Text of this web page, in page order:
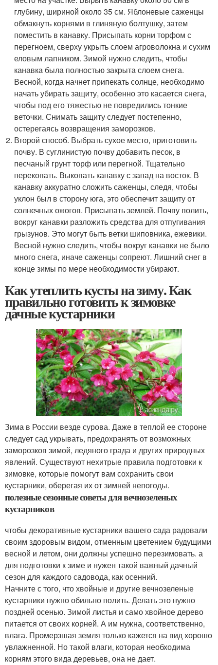
глубину, шириной около 35 см. Яблоневые саженцы
обмакнуть корнями в глиняную болтушку, затем
поместить в канавку. Присыпать корни торфом с
перегноем, сверху укрыть слоем агроволокна и сухим
еловым лапником. Зимой нужно следить, чтобы
канавка была полностью закрыта слоем снега.
Весной, когда начнет припекать солнце, необходимо
начать убирать защиту, особенно это касается снега,
чтобы под его тяжестью не повредились тонкие
веточки. Снимать защиту следует постепенно,
остерегаясь возвращения заморозков.
Второй способ. Выбрать сухое место, приготовить
почву. В суглинистую почву добавить песок, в
песчаный грунт торф или перегной. Тщательно
перекопать. Выкопать канавку с запад на восток. В
канавку аккуратно сложить саженцы, следя, чтобы
уклон был в сторону юга, это обеспечит защиту от
солнечных ожогов. Присыпать землей. Почву полить,
вокруг канавки разложить средства для отпугивания
грызунов. Это могут быть ветки шиповника, ежевики.
Весной нужно следить, чтобы вокруг канавки не было
много снега, иначе саженцы сопреют. Лишний снег в
конце зимы по мере необходимости убирают.
Как утеплить кусты на зиму. Как
правильно готовить к зимовке
дачные кустарники
Зима в России везде сурова. Даже в теплой ее стороне
следует сад укрывать, предохранять от возможных
заморозков зимой, ледяного града и других природных
явлений. Существуют нехитрые правила подготовки к
зимовке, которые помогут вам сохранить свои
кустарники, оберегая их от зимней непогоды.
полезные сезонные советы для вечнозеленых
кустарников
чтобы декоративные кустарники вашего сада радовали
своим здоровым видом, отменным цветением будущими
весной и летом, они должны успешно перезимовать. а
для подготовки к зиме и нужен такой важный дачный
сезон для каждого садовода, как осенний.
Начните с того, что хвойные и другие вечнозеленые
кустарники нужно обильно полить. Делать это нужно
поздней осенью. Зимой листья и само хвойное дерево
питается от своих корней. А им нужна, соответственно,
влага. Промерзшая земля только кажется на вид хорошо
увлажненной. Но такой влаги, которая необходима
корням этого вида деревьев, она не дает.